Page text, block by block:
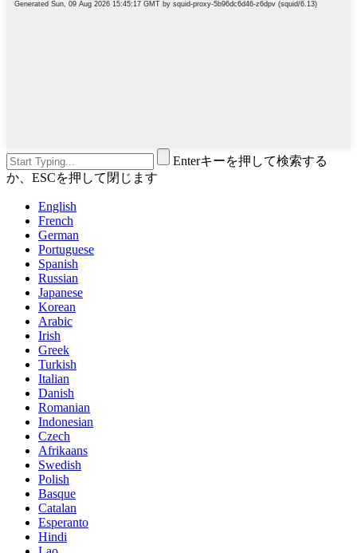
Enterキーを押して検索する
か、ESCを押して閉じます
English
French
German
Portuguese
Spanish
Russian
Japanese
Korean
Arabic
Irish
Greek
Turkish
Italian
Danish
Romanian
Indonesian
Czech
Afrikaans
Swedish
Polish
Basque
Catalan
Esperanto
Hindi